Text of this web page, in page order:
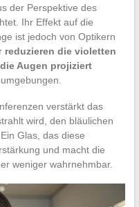
der Perspektive des
Ihr Effekt auf die
ist jedoch von Optikern
reduzieren die violetten
Augen projiziert
verstärkt das
wird, den bläulichen
Glas, das diese
und macht die
weniger wahrnehmbar.